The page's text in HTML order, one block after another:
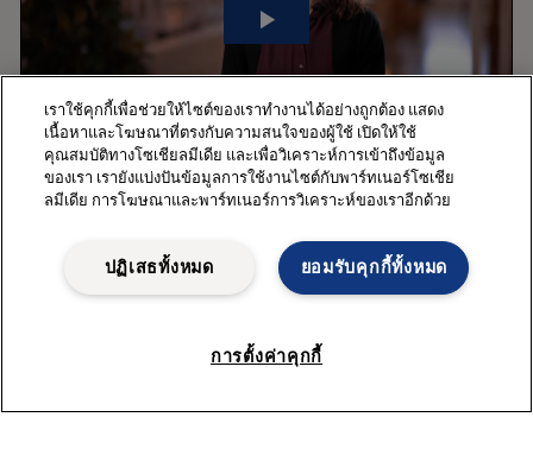
Unique expertise to ensure dependable
Fouling can greatly reduce both the expected lifetime of your
Laval as your partner, you have access to the world-leading
work with you to identify the potential causes of fouling risks
เราใช้คุกกี้เพื่อช่วยให้ไซต์ของเราทำงานได้อย่างถูกต้อง แสดง
เนื้อหาและโฆษณาที่ตรงกับความสนใจของผู้ใช้ เปิดให้ใช้
คุณสมบัติทางโซเชียลมีเดีย และเพื่อวิเคราะห์การเข้าถึงข้อมูล
ของเรา เรายังแบ่งปันข้อมูลการใช้งานไซต์กับพาร์ทเนอร์โซเชีย
ลมีเดีย การโฆษณาและพาร์ทเนอร์การวิเคราะห์ของเราอีกด้วย
ยอมรับคุกกี้ทั้งหมด
ปฏิเสธทั้งหมด
การตั้งค่าคุกกี้